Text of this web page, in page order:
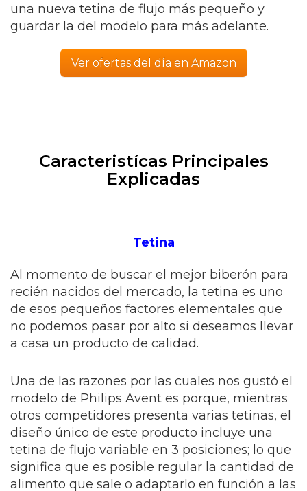
una nueva tetina de flujo más pequeño y
guardar la del modelo para más adelante.
Ver ofertas del día en Amazon
Caracteristícas Principales
Explicadas
Tetina
Al momento de buscar el mejor biberón para
recién nacidos del mercado, la tetina es uno
de esos pequeños factores elementales que
no podemos pasar por alto si deseamos llevar
a casa un producto de calidad.
Una de las razones por las cuales nos gustó el
modelo de Philips Avent es porque, mientras
otros competidores presenta varias tetinas, el
diseño único de este producto incluye una
tetina de flujo variable en 3 posiciones; lo que
significa que es posible regular la cantidad de
alimento que sale o adaptarlo en función a las